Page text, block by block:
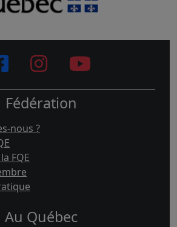
Fédération
nous ?
FQE
Au Québec